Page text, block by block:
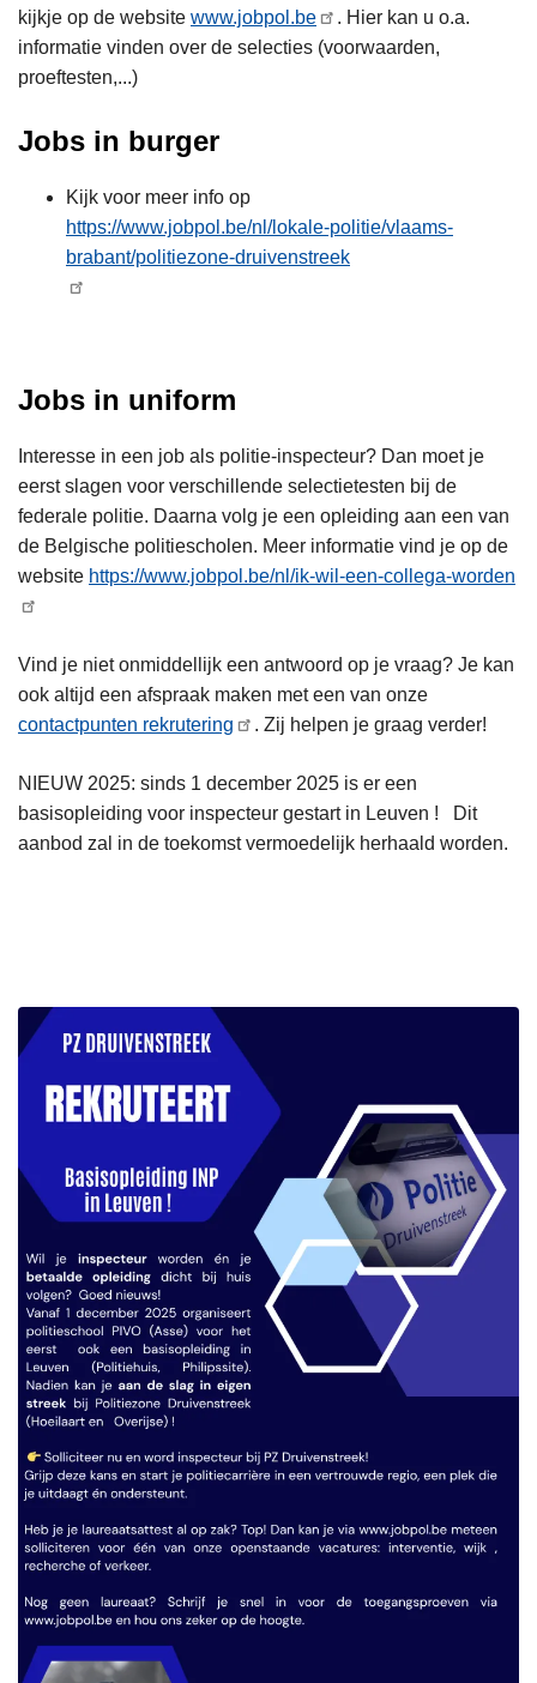
kijkje op de website www.jobpol.be
. Hier kan u o.a.
informatie vinden over de selecties (voorwaarden,
proeftesten,...)
Jobs in burger
Kijk voor meer info op
https://www.jobpol.be/nl/lokale-politie/vlaams-
brabant/politiezone-druivenstreek
Jobs in uniform
Interesse in een job als politie-inspecteur? Dan moet je
eerst slagen voor verschillende selectietesten bij de
federale politie. Daarna volg je een opleiding aan een van
de Belgische politiescholen. Meer informatie vind je op de
website https://www.jobpol.be/nl/ik-wil-een-collega-worden
Vind je niet onmiddellijk een antwoord op je vraag? Je kan
ook altijd een afspraak maken met een van onze
contactpunten rekrutering
. Zij helpen je graag verder!
NIEUW 2025: sinds 1 december 2025 is er een
basisopleiding voor inspecteur gestart in Leuven ! Dit
aanbod zal in de toekomst vermoedelijk herhaald worden.